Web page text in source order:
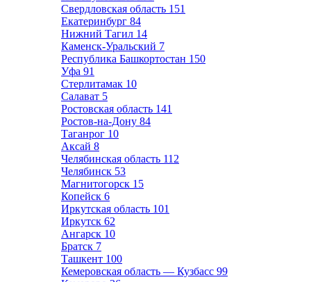
Свердловская область 151
Екатеринбург 84
Нижний Тагил 14
Каменск-Уральский 7
Республика Башкортостан 150
Уфа 91
Стерлитамак 10
Салават 5
Ростовская область 141
Ростов-на-Дону 84
Таганрог 10
Аксай 8
Челябинская область 112
Челябинск 53
Магнитогорск 15
Копейск 6
Иркутская область 101
Иркутск 62
Ангарск 10
Братск 7
Ташкент 100
Кемеровская область — Кузбасс 99